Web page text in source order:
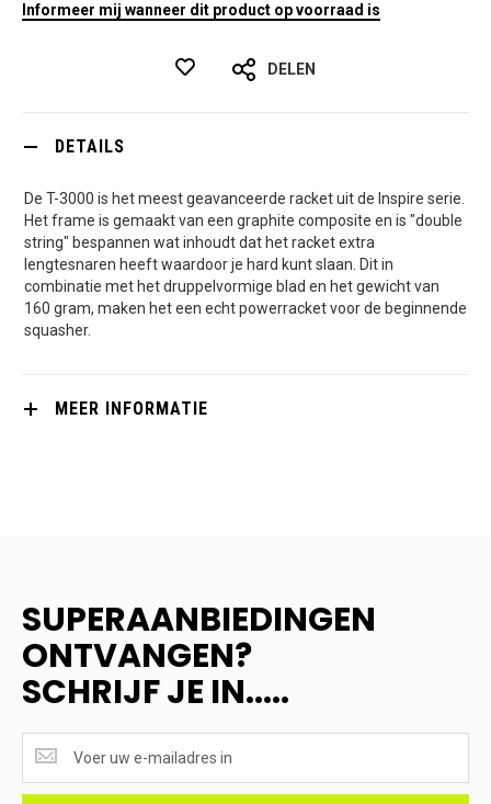
Informeer mij wanneer dit product op voorraad is
DELEN
DETAILS
De T-3000 is het meest geavanceerde racket uit de Inspire serie.
Het frame is gemaakt van een graphite composite en is "double
string" bespannen wat inhoudt dat het racket extra
lengtesnaren heeft waardoor je hard kunt slaan. Dit in
combinatie met het druppelvormige blad en het gewicht van
160 gram, maken het een echt powerracket voor de beginnende
squasher.
MEER INFORMATIE
SUPERAANBIEDINGEN
ONTVANGEN?
SCHRIJF JE IN.....
ONTVANGEN?
<br>SCHRIJF